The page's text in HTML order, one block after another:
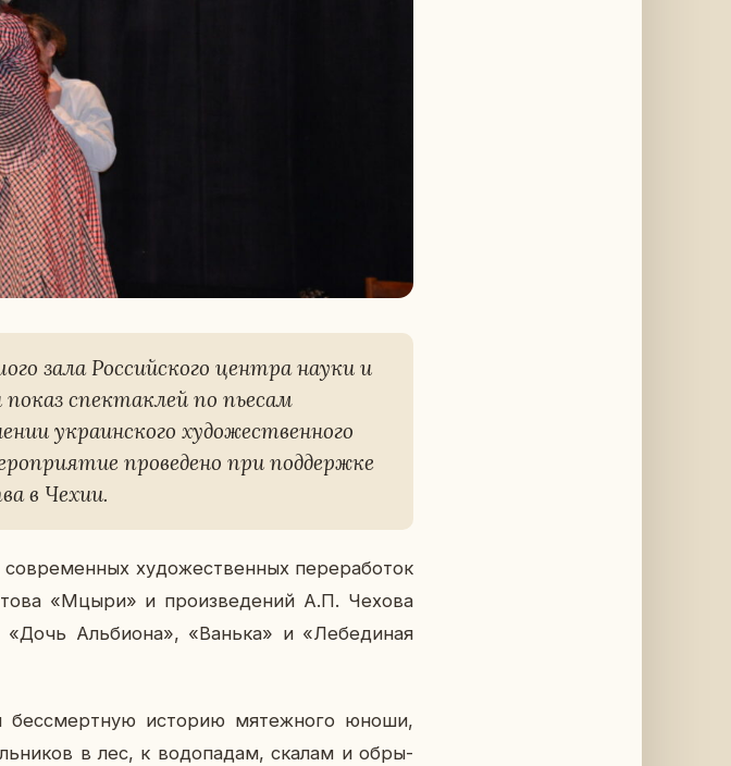
зала Рос­сий­ско­го центра науки и
спек­так­лей по пьесам
укра­ин­ско­го ху­до­же­ствен­но­го
про­ве­де­но при под­держ­ке
в Чехии.
со­вре­мен­ных ху­до­же­ствен­ных пе­ре­ра­бо­ток
«Мцыри» и про­из­ве­де­ний А.П. Чехова
Аль­био­на», «Ванька» и «Ле­бе­ди­ная
бес­смерт­ную ис­то­рию мя­теж­но­го юноши,
в лес, к во­до­па­дам, скалам и об­ры­